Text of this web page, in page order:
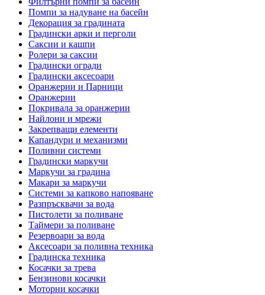
Помпи за надуване на басейн
Декорация за градината
Градински арки и перголи
Саксии и кашпи
Ролери за саксии
Градински огради
Градински аксесоари
Оранжерии и Парници
Оранжерии
Покривала за оранжерии
Найлони и мрежи
Закрепващи елементи
Капандури и механизми
Поливни системи
Градински маркучи
Маркучи за градина
Макари за маркучи
Системи за капково напояване
Разпръсквачи за вода
Пистолети за поливане
Таймери за поливане
Резервоари за вода
Аксесоари за поливна техника
Градинска техника
Косачки за трева
Бензинови косачки
Моторни косачки